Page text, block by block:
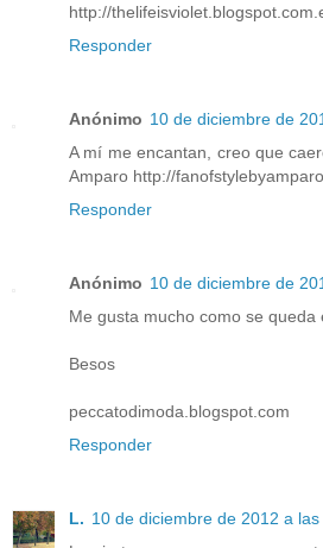
http://
Responder
Anónimo 10 de diciembre de
A mí me encantan, creo que
Amparo http://
Responder
Anónimo 10 de diciembre de
Me gusta mucho como se queda
Besos
peccatodimoda.blogspot.com
Responder
L. 10 de diciembre de 2012 a las